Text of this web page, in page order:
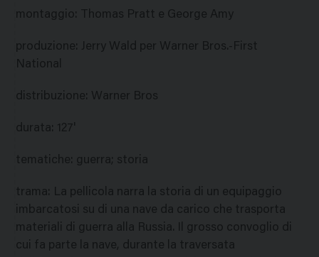
montaggio: Thomas Pratt e George Amy
produzione: Jerry Wald per Warner Bros.-First
National
distribuzione: Warner Bros
durata: 127'
tematiche: guerra; storia
trama: La pellicola narra la storia di un equipaggio
imbarcatosi su di una nave da carico che trasporta
materiali di guerra alla Russia. Il grosso convoglio di
cui fa parte la nave, durante la traversata